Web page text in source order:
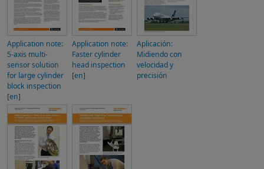
Application note:
5-axis multi-
sensor solution
for large cylinder
block inspection
[en]
Application note:
Faster cylinder
head inspection
[en]
Aplicación:
Midiendo con
velocidad y
precisión